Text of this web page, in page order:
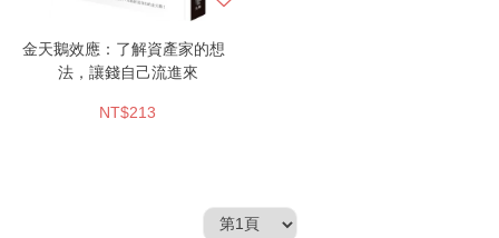
金天鵝效應：了解資產家的想
法，讓錢自己流進來
NT$213